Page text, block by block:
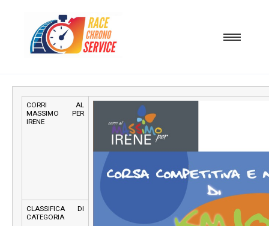
CORRI AL
MASSIMO PER
IRENE
CLASSIFICA DI
CATEGORIA